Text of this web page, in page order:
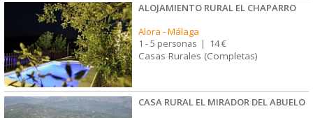
ALOJAMIENTO RURAL EL CHAPARRO
Alora -Málaga
1 - 5 personas | 14 €
Casas Rurales (Completas)
CASA RURAL EL MIRADOR DEL ABUELO